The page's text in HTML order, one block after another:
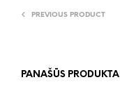
PREVIOUS PRODUCT
PANAŠŪS PRODUKTAI